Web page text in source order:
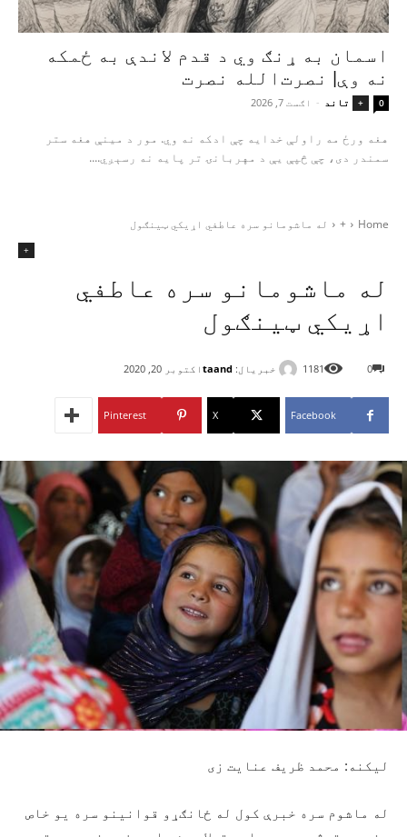
اسمان به ړنګ وي د قدم لاندې به ځمکه
نه وې| نصرت‌الله نصرت
+ تاند - اګست 7, 2026 0
هغه ورځ مه راولې خدایه چې ادکه نه وي. مور د مینې هغه ستر
سمندر دی، چې څپې یې د مهربانۍ تر پایه نه رسېږي....